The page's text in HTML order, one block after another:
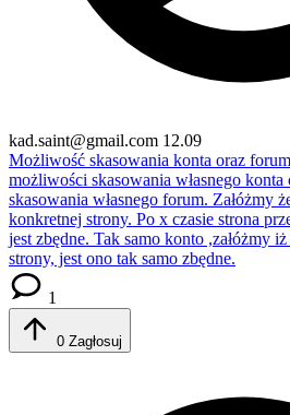
kad.saint@gmail.com 12.09
Możliwość skasowania konta oraz forum
możliwości skasowania własnego
skasowania własnego forum. Załóżmy
konkretnej strony. Po x czasie strona
jest zbędne. Tak samo konto ,załóżmy
strony, jest ono tak samo zbędne.
1
0 Zagłosuj